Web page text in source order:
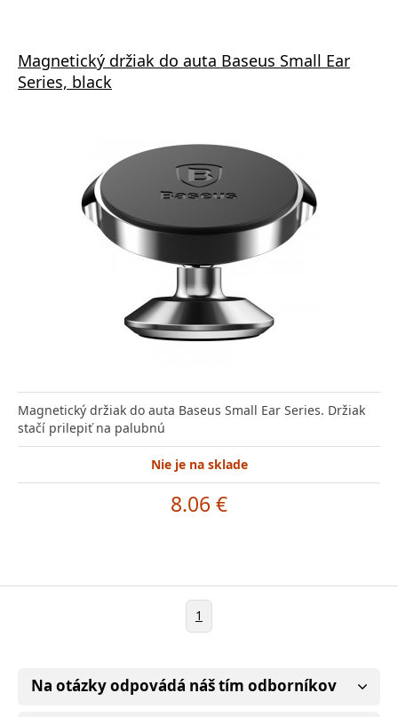
Magnetický držiak do auta Baseus Small Ear
Series, black
Magnetický držiak do auta Baseus Small Ear Series. Držiak
stačí prilepiť na palubnú
Nie je na sklade
8.06 €
1
Na otázky odpovádá náš tím odborníkov